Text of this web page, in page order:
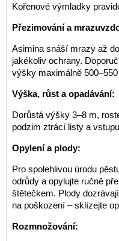
Kořenové výmladky
Přezimování a
Asimina snáší mrazy až
jakékoliv ochrany.
výšky maximálně
Výška, růst a opadávání:
Dorůstá výšky 3–8 m,
podzim ztrácí listy a
Opylení a plody:
Pro spolehlivou úrodu
odrůdy a opylujte ručně
štětečkem. Plody
na poškození – sklízejte
Rozmnožování: